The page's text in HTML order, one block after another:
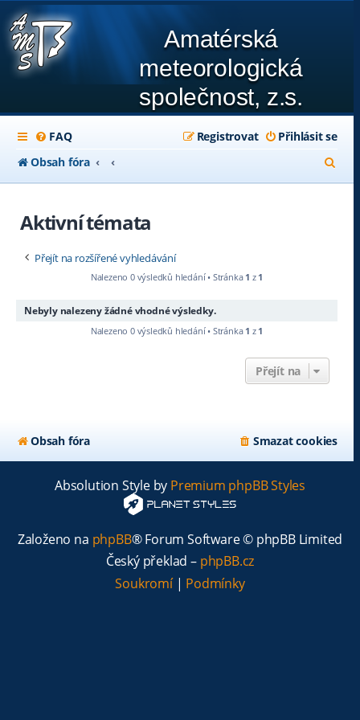
Amatérská
meteorologická
společnost, z.s.
FAQ Přihlásit se
Registrovat
Obsah fóra
l
Aktivní témata
Přejít na rozšířené vyhledávání
Nalezeno 0 výsledků hledání • Stránka 1 z 1
Nebyly nalezeny žádné vhodné výsledky.
Nalezeno 0 výsledků hledání • Stránka 1 z 1
Přejít na
Obsah fóra Smazat cookies
Absolution Style by Premium phpBB Styles
Založeno na phpBB® Forum Software © phpBB Limited
Český překlad – phpBB.cz
Soukromí| Podmínky